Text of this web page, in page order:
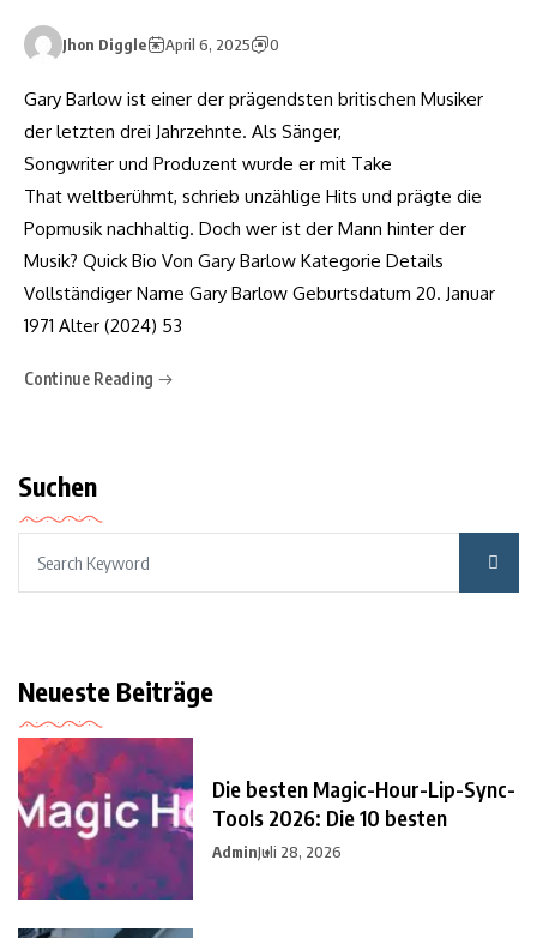
Jhon Diggle April 6, 2025 0
Gary Barlow ist einer der prägendsten britischen Musiker
der letzten drei Jahrzehnte. Als Sänger,
Songwriter und Produzent wurde er mit Take
That weltberühmt, schrieb unzählige Hits und prägte die
Popmusik nachhaltig. Doch wer ist der Mann hinter der
Musik? Quick Bio Von Gary Barlow Kategorie Details
Vollständiger Name Gary Barlow Geburtsdatum 20. Januar
1971 Alter (2024) 53
Continue Reading
Suchen
Neueste Beiträge
Die besten Magic-Hour-Lip-Sync-
Tools 2026: Die 10 besten
AdminJuli 28, 2026